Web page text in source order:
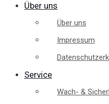
Über uns
Über uns
Impressum
Service
Wach- &